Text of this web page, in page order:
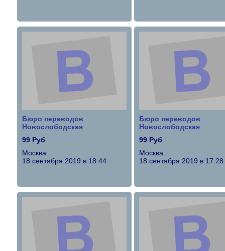
Бюро переводов
Новослободская
99 Руб
Москва
18 сентября 2019 в 18:44
Бюро переводов
Новослободская
99 Руб
Москва
18 сентября 2019 в 17:28